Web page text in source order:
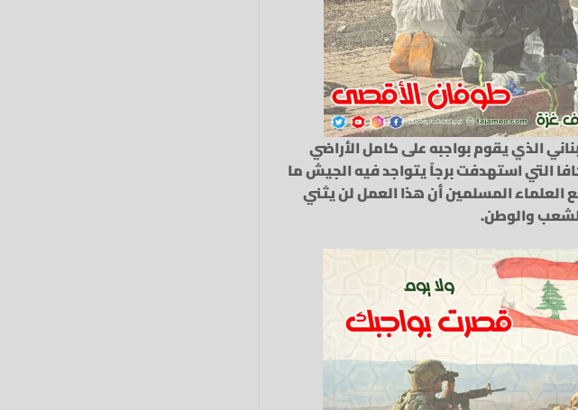
الذي يقوم بواجبه على كامل الأراضي
التي استهدفت برجاً يتواجد فيه الجيش ما
العلماء المسلمين أن هذا العمل لن يثني
والوطن.